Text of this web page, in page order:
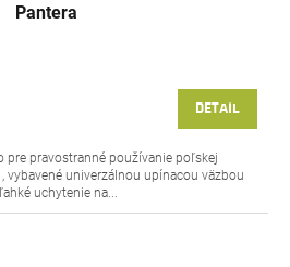
Pantera
DETAIL
pre pravostranné používanie poľskej
vybavené univerzálnou upínacou väzbou
uchytenie na...